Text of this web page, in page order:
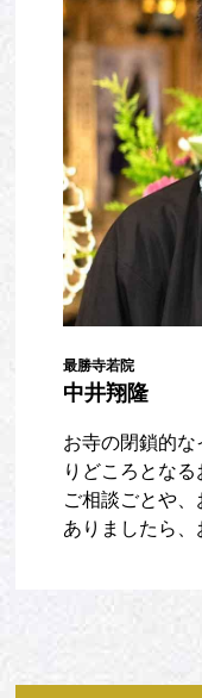
最勝寺若院
中井翔隆
お寺の閉鎖的
りどころとなる
ご相談ごとや
ありましたら、